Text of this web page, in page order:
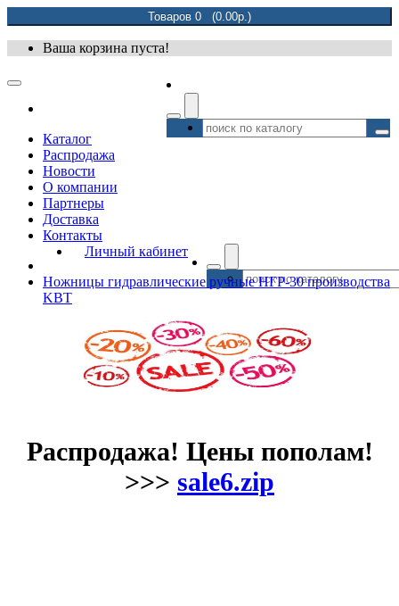
Товаров 0 (0.00р.)
Ваша корзина пуста!
Каталог
Распродажа
Новости
О компании
Партнеры
Доставка
Контакты
Личный кабинет
Ножницы гидравлические ручные НГР-30 производства
KBT
Распродажа! Цены пополам!
>>> sale6.zip